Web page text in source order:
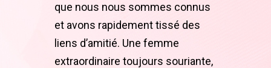
que nous nous sommes connus
et avons rapidement tissé des
liens d’amitié. Une femme
extraordinaire toujours souriante,